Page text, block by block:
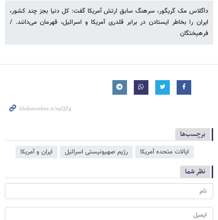
داگلاس مک گریگور، سرهنگ سابق ارتش آمریکا گفت: کل دنیا بجز چند کشور،
ایران را بخاطر ایستادن در برابر قلدری آمریکا و اسرائیل، قهرمان می‌دانند. /
فرهیختگان
برچسب‌ها
ایالات متحده آمریکا رژیم صهیونیستی اسرائیل ایران و آمریکا
نظر شما